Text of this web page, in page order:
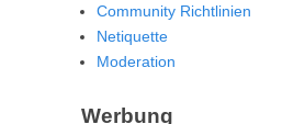
Community Richtlinien
Netiquette
Moderation
Werbung